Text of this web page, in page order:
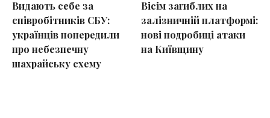
Видають себе за
співробітників СБУ:
українців попередили
про небезпечну
шахрайську схему
Вісім загиблих на
залізничній платформі:
нові подробиці атаки
на Київщину